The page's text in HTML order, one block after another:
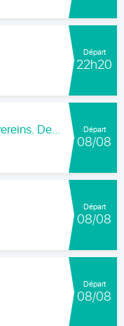
Départ
22h20
Rennen des Oberrotweiler Winzervereins. Der Klassiker Am Kaiser. Départ
08/08
Départ
08/08
Départ
08/08